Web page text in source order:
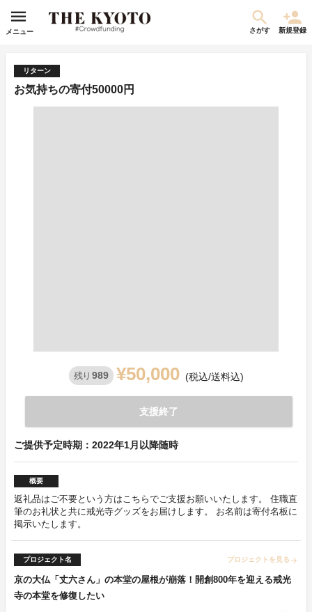
メニュー さがす 新規登録
リターン
お気持ちの寄付50000円
残り 989 ¥50,000 (税込/送料込)
支援終了
ご提供予定時期：2022年1月以降随時
概要
返礼品はご不要という方はこちらでご支援お願いいたします。 住職直
筆のお礼状と共に戒光寺グッズをお届けします。 お名前は寄付名板に
掲示いたします。
プロジェクト名 プロジェクトを見る arrow_forward
京の大仏「丈六さん」の本堂の屋根が崩落！開創800年を迎える戒光
寺の本堂を修復したい